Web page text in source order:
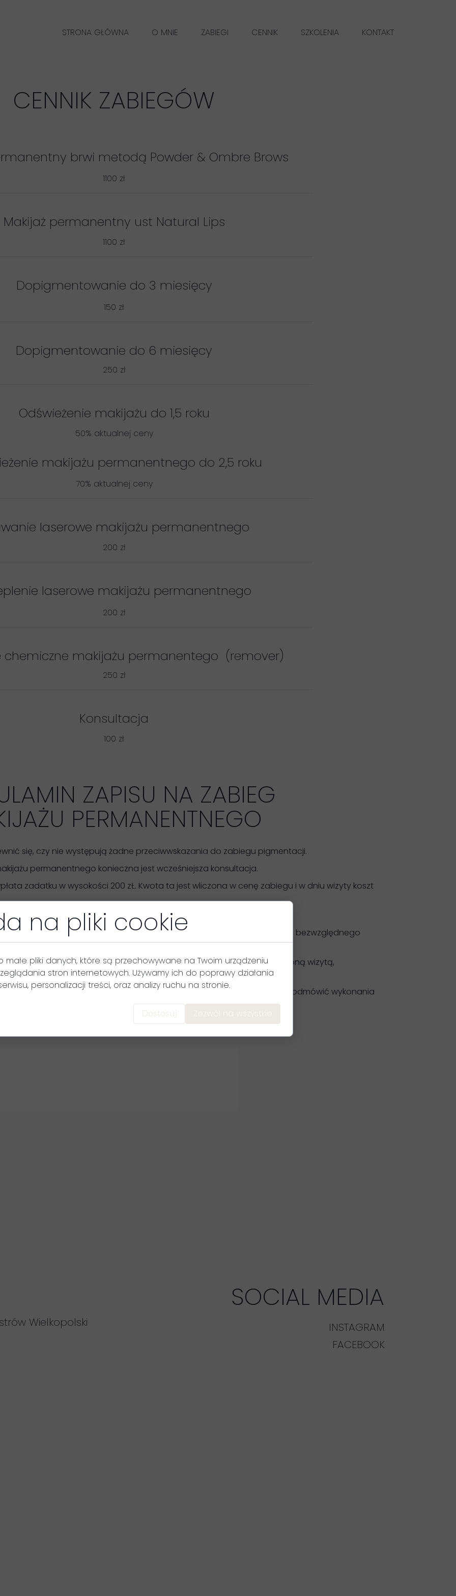
STRONA GŁÓWNA O MNIE
ZABIEGI
CENNIK SZKOLENIA KONTAKT
CENNIK ZABIEGÓW
50% aktualnej ceny
Odświeżenie makijażu do 1,5 roku
250 zł
Dopigmentowanie do 6 miesięcy
150 zł
Dopigmentowanie do 3 miesięcy
1100 zł
Makijaż permanentny ust Natural Lips
1100 zł
brwi metodą Powder & Ombre Brows
100 zł
Konsultacja
250 zł
chemiczne makijażu permanentego (remover)
200 zł
laserowe makijażu permanentnego
200 zł
laserowe makijażu permanentnego
70% aktualnej ceny
makijażu permanentnego do 2,5 roku
ZAPISU NA ZABIEG
PERMANENTNEGO
się, czy nie występują żadne przeciwwskazania do zabiegu pigmentacji.
permanentnego konieczna jest wcześniejsza konsultacja.
zadatku w wysokości 200 zŁ. Kwota ta jest wliczona w cenę zabiegu i w dniu wizyty koszt
po tym czasie termin wizyty zostaje anulowany.
w wypadku rezygnacji z terminu, wystąpienia choroby lub innego bezwzględnego
osobistych, należy poinformować mnie minimum 3 dni przed ustaloną wizytą,
zadatku.
i w przypadkunieporozumienia na tle estetycznym, linergistka ma prawo odmówić wykonania
FACEBOOK
INSTAGRAM
SOCIAL MEDIA
Wielkopolski
na pliki cookie
małe pliki danych, które są przechowywane na Twoim urządzeniu
stron internetowych. Używamy ich do poprawy działania
personalizacji treści, oraz analizy ruchu na stronie.
Dostosuj Zezwól na wszystkie